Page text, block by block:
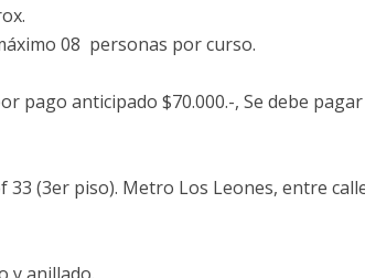
08 personas por curso.
pago anticipado $70.000.-, Se debe
33 (3er piso). Metro Los Leones, entre